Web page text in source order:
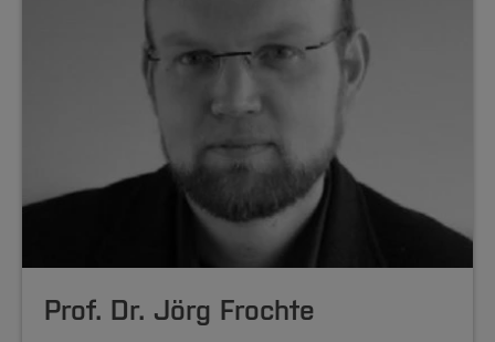
Prof. Dr. Jörg Frochte